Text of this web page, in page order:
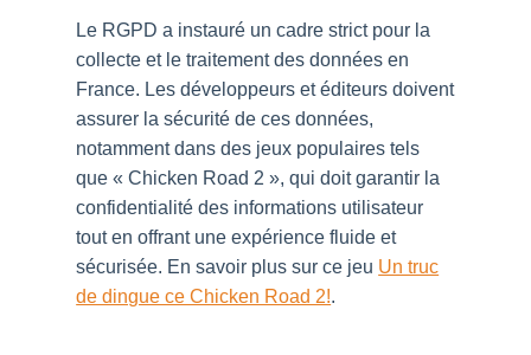
Le RGPD a instauré un cadre strict pour la
collecte et le traitement des données en
France. Les développeurs et éditeurs doivent
assurer la sécurité de ces données,
notamment dans des jeux populaires tels
que « Chicken Road 2 », qui doit garantir la
confidentialité des informations utilisateur
tout en offrant une expérience fluide et
sécurisée. En savoir plus sur ce jeu Un truc
de dingue ce Chicken Road 2!.